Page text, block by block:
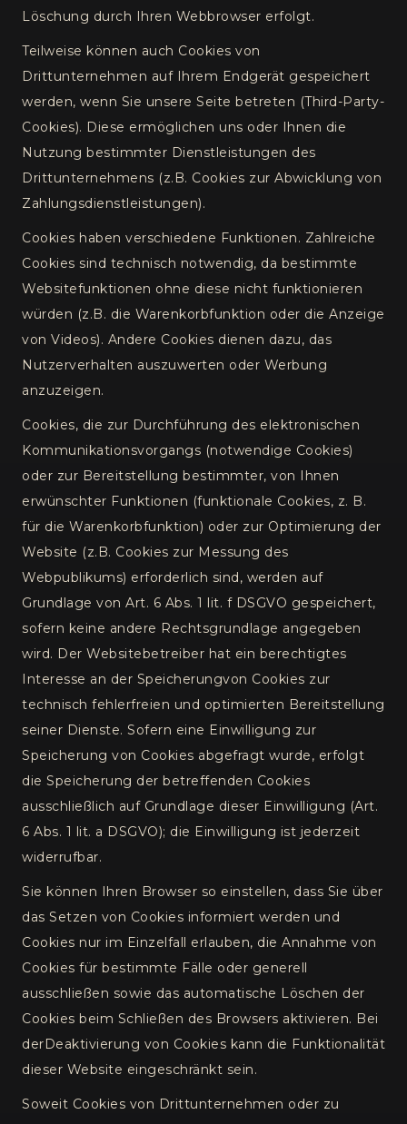
Löschung durch Ihren Webbrowser erfolgt.
Teilweise können auch Cookies von
Drittunternehmen auf Ihrem Endgerät gespeichert
werden, wenn Sie unsere Seite betreten (Third-Party-
Cookies). Diese ermöglichen uns oder Ihnen die
Nutzung bestimmter Dienstleistungen des
Drittunternehmens (z.B. Cookies zur Abwicklung von
Zahlungsdienstleistungen).
Cookies haben verschiedene Funktionen. Zahlreiche
Cookies sind technisch notwendig, da bestimmte
Websitefunktionen ohne diese nicht funktionieren
würden (z.B. die Warenkorbfunktion oder die Anzeige
von Videos). Andere Cookies dienen dazu, das
Nutzerverhalten auszuwerten oder Werbung
anzuzeigen.
Cookies, die zur Durchführung des elektronischen
Kommunikationsvorgangs (notwendige Cookies)
oder zur Bereitstellung bestimmter, von Ihnen
erwünschter Funktionen (funktionale Cookies, z. B.
für die Warenkorbfunktion) oder zur Optimierung der
Website (z.B. Cookies zur Messung des
Webpublikums) erforderlich sind, werden auf
Grundlage von Art. 6 Abs. 1 lit. f DSGVO gespeichert,
sofern keine andere Rechtsgrundlage angegeben
wird. Der Websitebetreiber hat ein berechtigtes
Interesse an der Speicherungvon Cookies zur
technisch fehlerfreien und optimierten Bereitstellung
seiner Dienste. Sofern eine Einwilligung zur
Speicherung von Cookies abgefragt wurde, erfolgt
die Speicherung der betreffenden Cookies
ausschließlich auf Grundlage dieser Einwilligung (Art.
6 Abs. 1 lit. a DSGVO); die Einwilligung ist jederzeit
widerrufbar.
Sie können Ihren Browser so einstellen, dass Sie über
das Setzen von Cookies informiert werden und
Cookies nur im Einzelfall erlauben, die Annahme von
Cookies für bestimmte Fälle oder generell
ausschließen sowie das automatische Löschen der
Cookies beim Schließen des Browsers aktivieren. Bei
derDeaktivierung von Cookies kann die Funktionalität
dieser Website eingeschränkt sein.
Soweit Cookies von Drittunternehmen oder zu